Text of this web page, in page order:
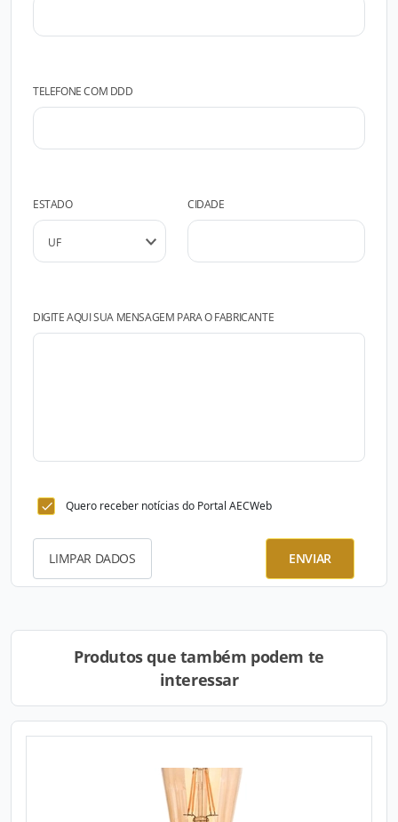
TELEFONE COM DDD
ESTADO CIDADE
DIGITE AQUI SUA MENSAGEM PARA O FABRICANTE
Quero receber notícias do Portal AECWeb
LIMPAR DADOS ENVIAR
Produtos que também podem te
interessar